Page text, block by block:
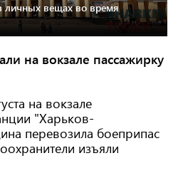
личных вещах во время
на вокзале пассажирку
на вокзале
"Харьков-
перевозила боеприпас
изъяли